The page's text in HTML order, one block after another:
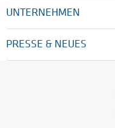
UNTERNEHMEN
PRESSE & NEUES